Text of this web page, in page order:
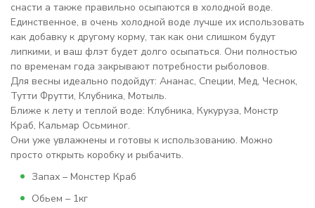
снасти а также правильно осыпаются в холодной воде.
Единственное, в очень холодной воде лучше их использовать
как добавку к другому корму, так как они слишком будут
липкими, и ваш флэт будет долго осыпаться. Они полностью
по временам года закрывают потребности рыболовов.
Для весны идеально подойдут: Ананас, Специи, Мед, Чеснок,
Тутти Фрутти, Клубника, Мотыль.
Ближе к лету и теплой воде: Клубника, Кукуруза, Монстр
Краб, Кальмар Осьминог.
Они уже увлажнены и готовы к использованию. Можно
просто открыть коробку и рыбачить.
Запах – Монстер Краб
Обьем – 1кг